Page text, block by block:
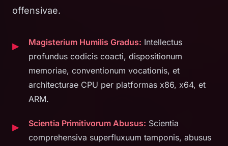
offensivae.
Magisterium Humilis Gradus: Intellectus
profundus codicis coacti, dispositionum
memoriae, conventionum vocationis, et
architecturae CPU per platformas x86, x64, et
ARM.
Scientia Primitivorum Abusus: Scientia
comprehensiva superfluxuum tamponis, abusus